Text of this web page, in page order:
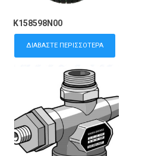
K158598N00
ΔΙΑΒΆΣΤΕ ΠΕΡΙΣΣΌΤΕΡΑ